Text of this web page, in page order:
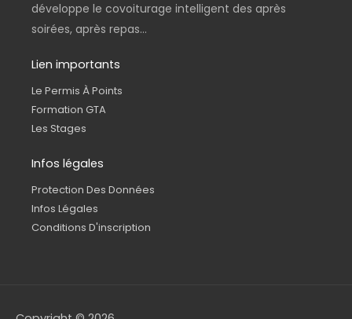
développe le covoiturage intelligent des après
soirées, après repas...
Lien importants
Le Permis À Points
Formation GTA
Les Stages
Infos légales
Protection Des Données
Infos Légales
Conditions D'inscription